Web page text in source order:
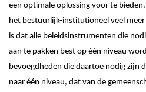
een optimale oplossing voor te
het bestuurlijk-institutioneel veel
is dat alle beleidsinstrumenten die
aan te pakken best op één niveau
bevoegdheden die daartoe nodig zijn
naar één niveau, dat van de